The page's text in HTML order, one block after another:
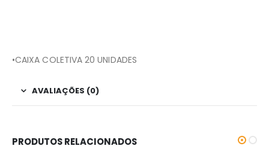
•CAIXA COLETIVA 20 UNIDADES
AVALIAÇÕES (0)
PRODUTOS RELACIONADOS